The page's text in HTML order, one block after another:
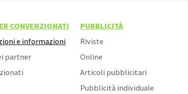
CONVENZIONATI
e informazioni
partner
PUBBLICITÀ
Riviste
Online
Articoli pubblicitari
Pubblicità individuale